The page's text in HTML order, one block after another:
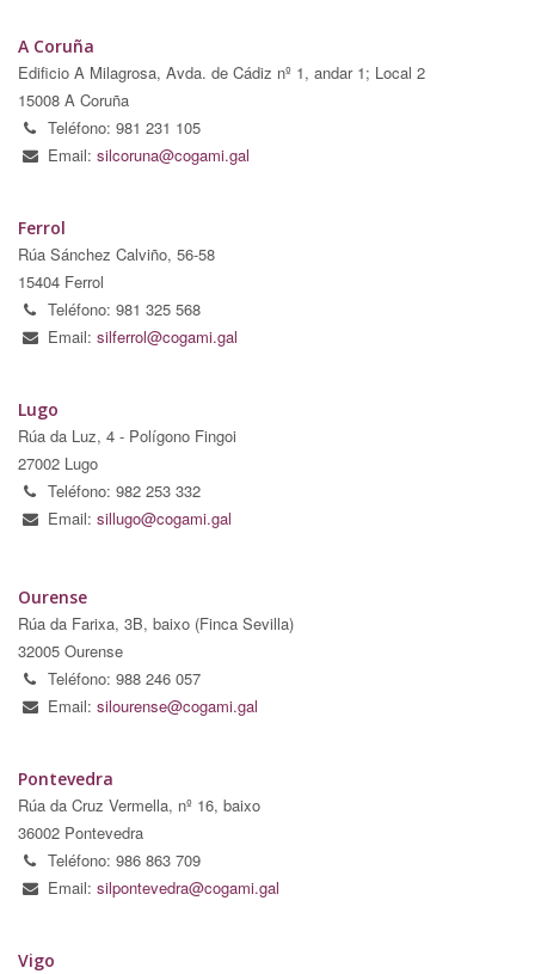
A Coruña
Edificio A Milagrosa, Avda. de Cádiz nº 1, andar 1; Local 2
15008 A Coruña
Teléfono: 981 231 105
Email: silcoruna@cogami.gal
Ferrol
Rúa Sánchez Calviño, 56-58
15404 Ferrol
Teléfono: 981 325 568
Email: silferrol@cogami.gal
Lugo
Rúa da Luz, 4 - Polígono Fingoi
27002 Lugo
Teléfono: 982 253 332
Email: sillugo@cogami.gal
Ourense
Rúa da Farixa, 3B, baixo (Finca Sevilla)
32005 Ourense
Teléfono: 988 246 057
Email: silourense@cogami.gal
Pontevedra
Rúa da Cruz Vermella, nº 16, baixo
36002 Pontevedra
Teléfono: 986 863 709
Email: silpontevedra@cogami.gal
Vigo